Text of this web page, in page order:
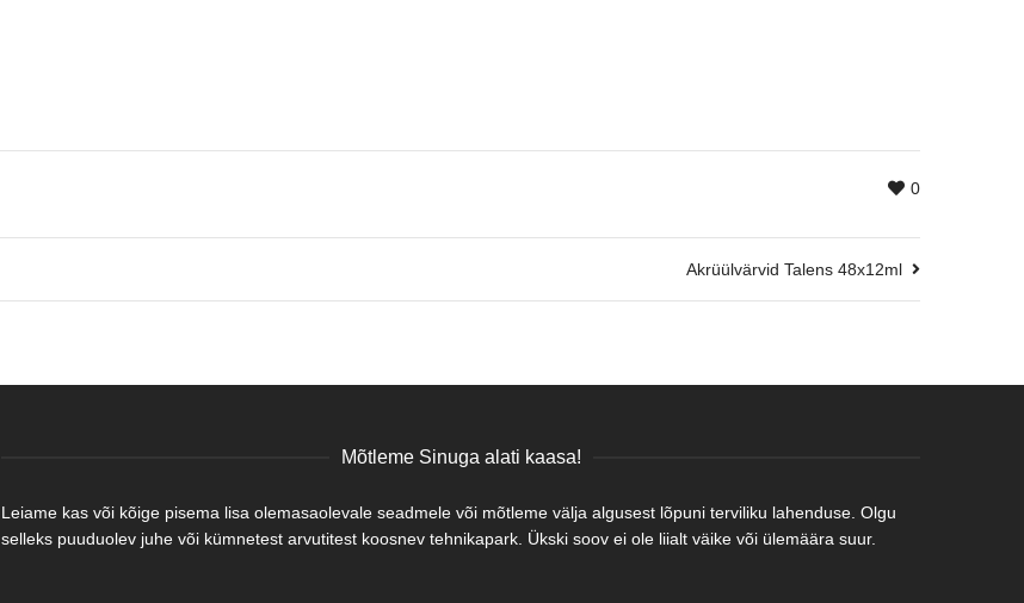
0
Akrüülvärvid Talens 48x12ml
Mõtleme Sinuga alati kaasa!
Leiame kas või kõige pisema lisa olemasaolevale seadmele või mõtleme välja algusest lõpuni terviliku lahenduse. Olgu
selleks puuduolev juhe või kümnetest arvutitest koosnev tehnikapark. Ükski soov ei ole liialt väike või ülemäära suur.